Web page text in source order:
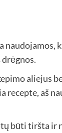
naudojamos,
aliejus
recepte, aš
būti tiršta ir